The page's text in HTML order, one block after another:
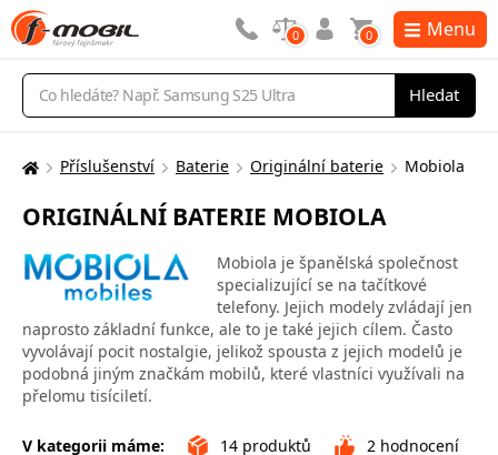
Vyhledávání
Hledat
0 0 Menu
Zde
nacházíte:
Příslušenství Baterie Originální baterie Mobiola
ORIGINÁLNÍ BATERIE MOBIOLA
Mobiola je španělská společnost
specializující se na tačítkové
telefony. Jejich modely zvládají jen
naprosto základní funkce, ale to je také jejich cílem. Často
vyvolávají pocit nostalgie, jelikož spousta z jejich modelů je
podobná jiným značkám mobilů, které vlastníci využívali na
přelomu tisíciletí.
V kategorii máme: 14 produktů 2 hodnocení